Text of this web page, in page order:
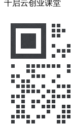
千启云创业课堂